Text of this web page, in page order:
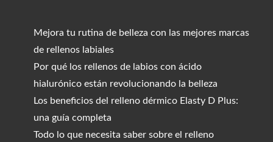
Mejora tu rutina de belleza con las mejores marcas
de rellenos labiales
Por qué los rellenos de labios con ácido
hialurónico están revolucionando la belleza
Los beneficios del relleno dérmico Elasty D Plus:
una guía completa
Todo lo que necesita saber sobre el relleno